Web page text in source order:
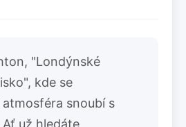
"Londýnské
kde se
snoubí s
už hledáte